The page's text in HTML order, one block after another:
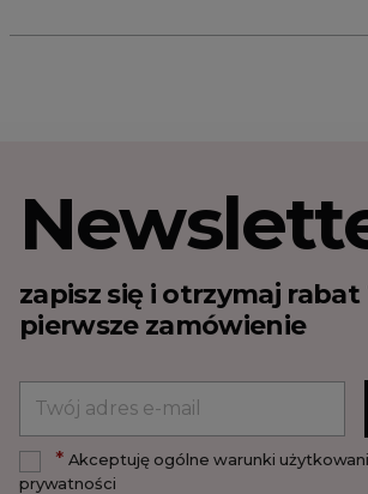
zapisz się i otrzymaj rabat
pierwsze zamówienie
*Akceptuję ogólne warunki
prywatności